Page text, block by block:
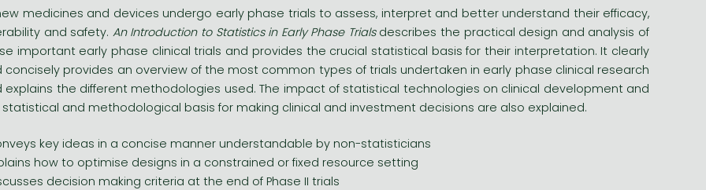
medicines and devices undergo early phase trials to assess, interpret and better understand their efficacy,
and safety. An Introduction to Statistics in Early Phase Trialsdescribes the practical design and analysis of
important early phase clinical trials and provides the crucial statistical basis for their interpretation. It clearly
concisely provides an overview of the most common types of trials undertaken in early phase clinical research
explains the different methodologies used. The impact of statistical technologies on clinical development and
and methodological basis for making clinical and investment decisions are also explained.
key ideas in a concise manner understandable by non-statisticians
how to optimise designs in a constrained or fixed resource setting
decision making criteria at the end of Phase II trials